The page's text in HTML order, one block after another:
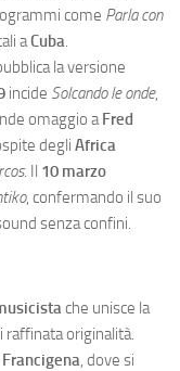
come Parla con
aCuba.
la versione
incide Solcando le onde,
omaggio aFred
degli Africa
. Il 10 marzo
, confermando il suo
senza confini.
che unisce la
raffinata originalità.
, dove si